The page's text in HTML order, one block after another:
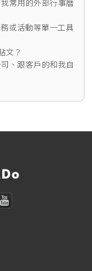
常用的外部行事曆
或活動等單一工具
文？
、跟客戶的和我自